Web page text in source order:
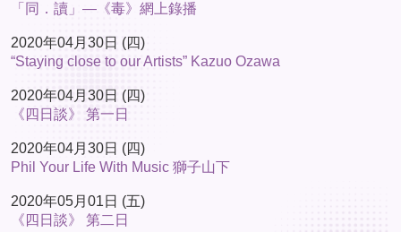
「同．讀」—《毒》網上錄播
2020年04月30日 (四)
“Staying close to our Artists” Kazuo Ozawa
2020年04月30日 (四)
《四日談》 第一日
2020年04月30日 (四)
Phil Your Life With Music 獅子山下
2020年05月01日 (五)
《四日談》 第二日